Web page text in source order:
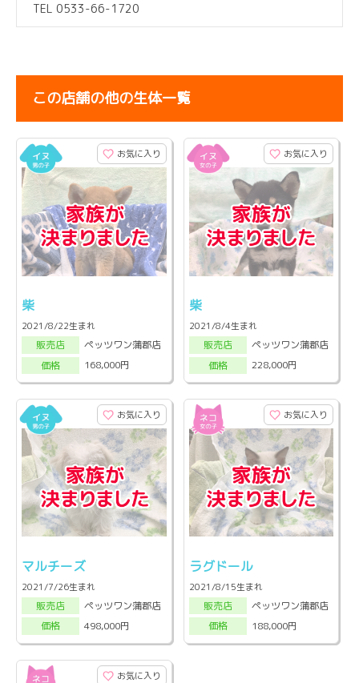
TEL 0533-66-1720
この店舗の他の生体一覧
お気に入り
柴
2021/8/22生まれ
販売店
ペッツワン蒲郡店
価格
168,000円
お気に入り
柴
2021/8/4生まれ
販売店
ペッツワン蒲郡店
価格
228,000円
お気に入り
マルチーズ
2021/7/26生まれ
販売店
ペッツワン蒲郡店
価格
498,000円
お気に入り
ラグドール
2021/8/15生まれ
販売店
ペッツワン蒲郡店
価格
188,000円
お気に入り